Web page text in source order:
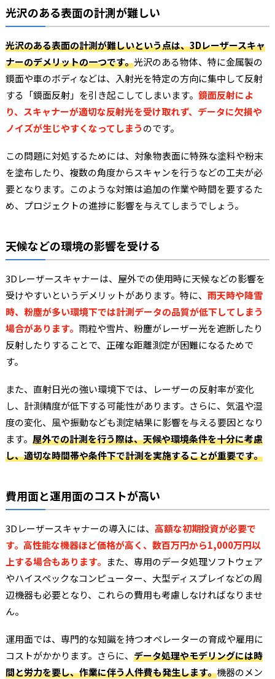
光沢のある表面の計測が難しい
光沢のある表面の計測が難しいという点は、3Dレーザースキャ
ナーのデメリットの一つです。光沢のある物体、特に金属製の
鏡面や車のボディなどは、入射光を特定の方向に集中して反射
する「鏡面反射」を引き起こしてしまいます。 鏡面反射によ
り、スキャナーが適切な反射光を受け取れず、データに欠損や
ノイズが生じやすくなってしまうのです。
この問題に対処するためには、対象物表面に特殊な塗料や粉末
を塗布したり、複数の角度からスキャンを行うなどの工夫が必
要となります。このような対策は追加の作業や時間を要するた
め、プロジェクトの進捗に影響を与えてしまうでしょう。
天候などの環境の影響を受ける
3Dレーザースキャナーは、屋外での使用時に天候などの影響を
受けやすいというデメリットがあります。特に、 雨天時や降雪
時、粉塵が多い環境下では計測データの品質が低下してしまう
場合があります。 雨粒や雪片、粉塵がレーザー光を遮断したり
反射したりすることで、正確な距離測定が困難になるためで
す。
また、直射日光の強い環境下では、レーザーの反射率が変化
し、計測精度が低下する可能性があります。さらに、気温や湿
度の変化、風や振動なども測定結果に影響を与える要因となり
ます。 屋外での計測を行う際は、天候や環境条件を十分に考慮
し、適切な時間帯や条件下で計測を実施することが重要です。
費用面と運用面のコストが高い
3Dレーザースキャナーの導入には、 高額な初期投資が必要で
す。高性能な機器ほど価格が高く、数百万円から1,000万円以
上する場合もあります。 また、専用のデータ処理ソフトウェア
やハイスペックなコンピューター、大型ディスプレイなどの周
辺機器も必要となり、これらの費用も考慮しなければなりませ
ん。
運用面では、専門的な知識を持つオペレーターの育成や雇用に
コストがかかります。さらに、 データ処理やモデリングには時
間と労力を要し、作業に伴う人件費も発生します。機器のメン